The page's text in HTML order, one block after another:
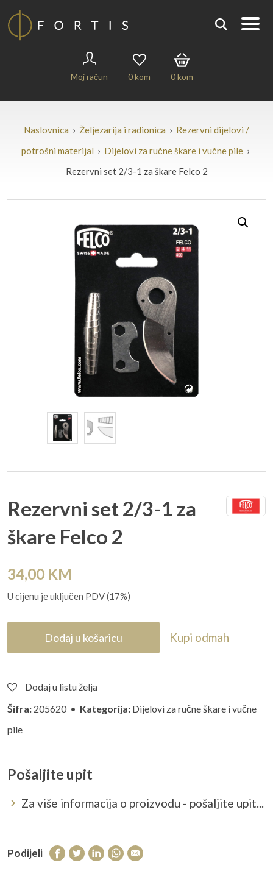
Moj račun 0kom 0kom
Naslovnica › Željezarija i radionica › Rezervni dijelovi /
potrošni materijal › Dijelovi za ručne škare i vučne pile ›
Rezervni set 2/3-1 za škare Felco 2
Rezervni set 2/3-1 za
škare Felco 2
34,00 KM
U cijenu je uključen PDV (17%)
Dodaj u košaricu Kupi odmah
Dodaj u listu želja
Šifra: 205620 • Kategorija: Dijelovi za ručne škare i vučne
pile
Pošaljite upit
Za više informacija o proizvodu - pošaljite upit...
Podijeli